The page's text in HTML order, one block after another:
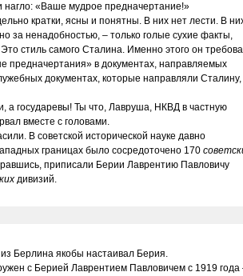
нагло: «Ваше мудрое предначертание!»
кратки, ясны и понятны. В них нет лести. В
за ненадобностью, – только голые сухие факты,
стиль самого Сталина. Именно этого он
в документах, направляемых
документах, которые направляли Сталину,
а государевы! Ты что, Лавруша, НКВД в частную
вместе с головами.
В советской исторической науке давно
границах было сосредоточено 170
приписали Берии Лаврентию Павловичу
дивизий.
Берлина якобы настаивал Берия.
с Берией Лаврентием Павловичем с 1919 года